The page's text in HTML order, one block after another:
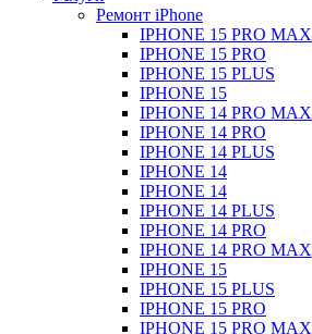
Ремонт iPhone
IPHONE 15 PRO MAX
IPHONE 15 PRO
IPHONE 15 PLUS
IPHONE 15
IPHONE 14 PRO MAX
IPHONE 14 PRO
IPHONE 14 PLUS
IPHONE 14
IPHONE 14
IPHONE 14 PLUS
IPHONE 14 PRO
IPHONE 14 PRO MAX
IPHONE 15
IPHONE 15 PLUS
IPHONE 15 PRO
IPHONE 15 PRO MAX